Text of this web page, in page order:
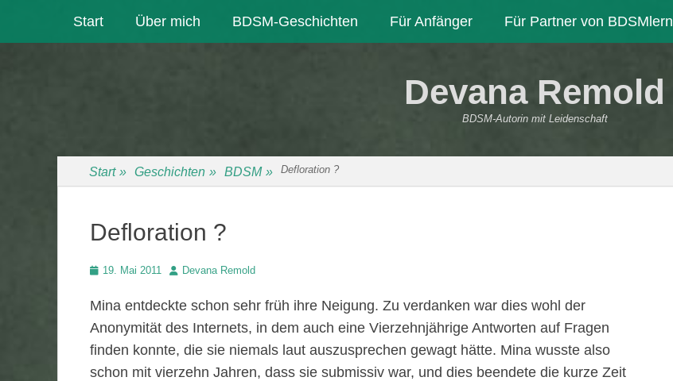
Primäres Menü
Inhalt
springen
Start Über mich BDSM-Geschichten Für Anfänger Für Partner von BDSMlern
Devana Remold
BDSM-Autorin mit Leidenschaft
Start » Geschichten » BDSM » Defloration ?
Defloration ?
Veröffentlicht
19. Mai 2011 AutorDevana Remold
Mina entdeckte schon sehr früh ihre Neigung. Zu verdanken war dies wohl der
Anonymität des Internets, in dem auch eine Vierzehnjährige Antworten auf Fragen
finden konnte, die sie niemals laut auszusprechen gewagt hätte. Mina wusste also
schon mit vierzehn Jahren, dass sie submissiv war, und dies beendete die kurze Zeit